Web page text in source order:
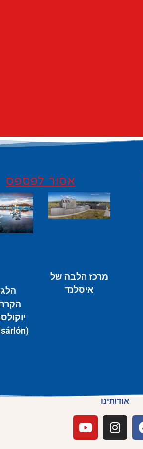
אסור לפספס
מרכז הלבה של
איסלנד
(Jökulsárlón)
אודותינו